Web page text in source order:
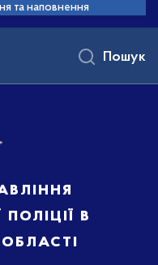
та наповнення
в
Пошук